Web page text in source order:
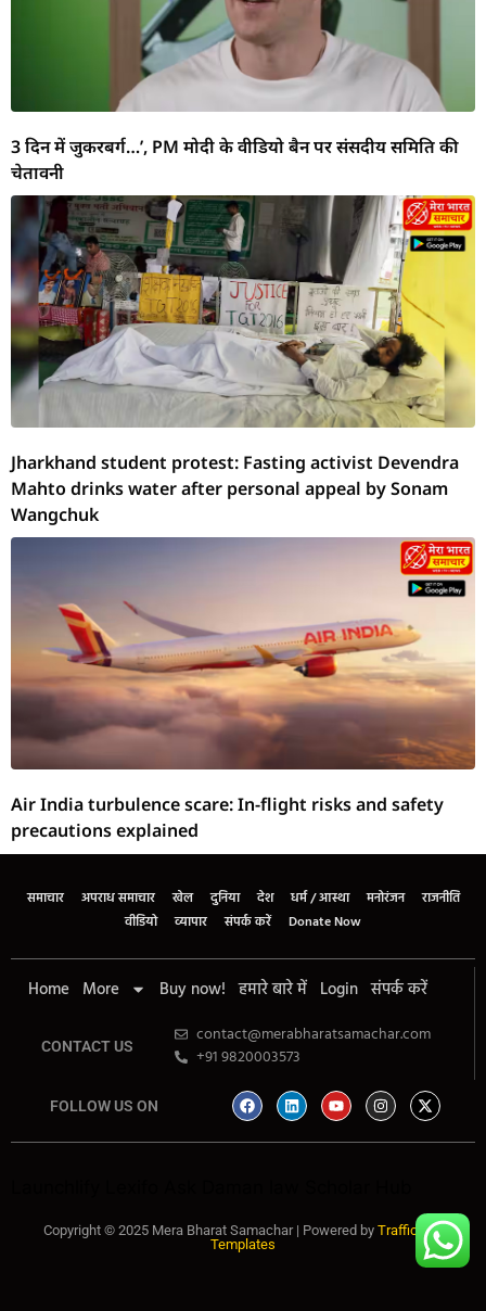
3 दिन में जुकरबर्ग…’, PM मोदी के वीडियो बैन पर संसदीय समिति की
चेतावनी
Jharkhand student protest: Fasting activist Devendra
Mahto drinks water after personal appeal by Sonam
Wangchuk
Air India turbulence scare: In-flight risks and safety
precautions explained
समाचार अपराध समाचार खेल दुनिया देश धर्म / आस्था मनोरंजन
राजनीति
वीडियो
व्यापार संपर्क करें Donate Now
Home More Buy now! हमारे बारे में Login संपर्क करें
CONTACT US
contact@merabharatsamachar.com
+91 9820003573
FOLLOW US ON
Copyright © 2025 Mera Bharat Samachar | Powered by Traffic Tail
Templates